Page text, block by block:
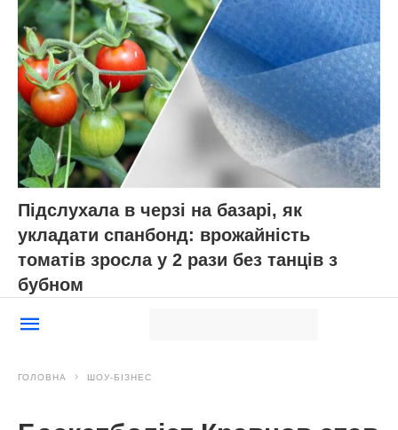
Підслухала в черзі на базарі, як
укладати спанбонд: врожайність
томатів зросла у 2 рази без танців з
бубном